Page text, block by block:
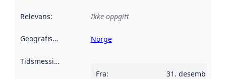
Relevans: Ikke oppgitt
Geografisk avgrensning :
Norge
Tidsmessig avgrensning
Fra: 31. desember